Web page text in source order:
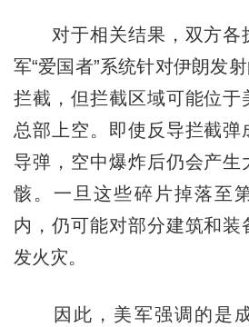
对于相关结果，双方各
军“爱国者”系统针对伊朗发
拦截，但拦截区域可能位于
总部上空。即使反导拦截弹
导弹，空中爆炸后仍会产生
骸。一旦这些碎片掉落至
内，仍可能对部分建筑和装
发火灾。
因此，美军强调的是成